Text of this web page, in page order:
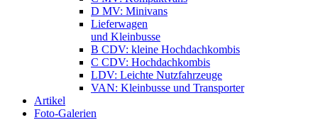
D MV: Minivans
Lieferwagen
und Kleinbusse
B CDV: kleine Hochdachkombis
C CDV: Hochdachkombis
LDV: Leichte Nutzfahrzeuge
VAN: Kleinbusse und Transporter
Artikel
Foto-Galerien